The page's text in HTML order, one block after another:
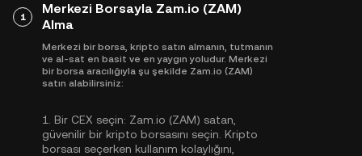
1
Merkezi Borsayla Zam.io (ZAM)
Alma
Merkezi bir borsa, kripto satın almanın, tutmanın
ve al-sat en basit ve en yaygın yoludur. Merkezi
bir borsa aracılığıyla şu şekilde Zam.io (ZAM)
satın alabilirsiniz:
1. Bir CEX seçin: Zam.io (ZAM) satan,
güvenilir bir kripto borsasını seçin. Kripto
borsası seçerken kullanım kolaylığını,